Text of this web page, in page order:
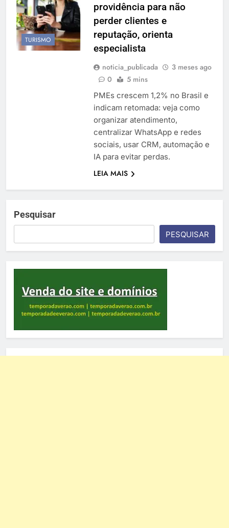
Temporada Verão 2027
TURISMO
providência para não
perder clientes e
reputação, orienta
especialista
noticia_publicada
3 meses ago
0
5 mins
PMEs crescem 1,2% no Brasil e
indicam retomada: veja como
organizar atendimento,
centralizar WhatsApp e redes
sociais, usar CRM, automação e
IA para evitar perdas.
LEIA MAIS
Pesquisar
PESQUISAR